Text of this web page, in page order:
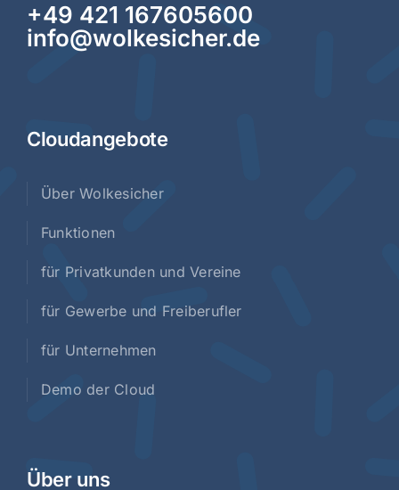
+49 421 167605600
info@wolkesicher.de
Cloudangebote
Über Wolkesicher
Funktionen
für Privatkunden und Vereine
für Gewerbe und Freiberufler
für Unternehmen
Demo der Cloud
Über uns